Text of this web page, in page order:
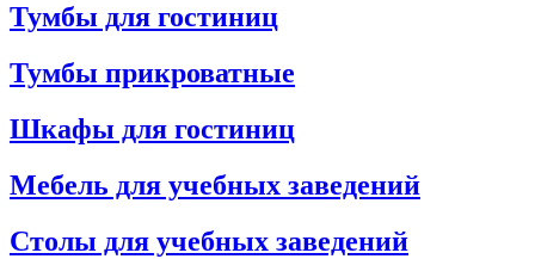
Тумбы для гостиниц
Тумбы прикроватные
Шкафы для гостиниц
Мебель для учебных заведений
Столы для учебных заведений